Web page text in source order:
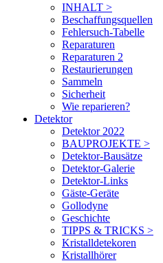
INHALT >
Beschaffungsquellen
Fehlersuch-Tabelle
Reparaturen
Reparaturen 2
Restaurierungen
Sammeln
Sicherheit
Wie reparieren?
Detektor
Detektor 2022
BAUPROJEKTE >
Detektor-Bausätze
Detektor-Galerie
Detektor-Links
Gäste-Geräte
Gollodyne
Geschichte
TIPPS & TRICKS >
Kristalldetekoren
Kristallhörer